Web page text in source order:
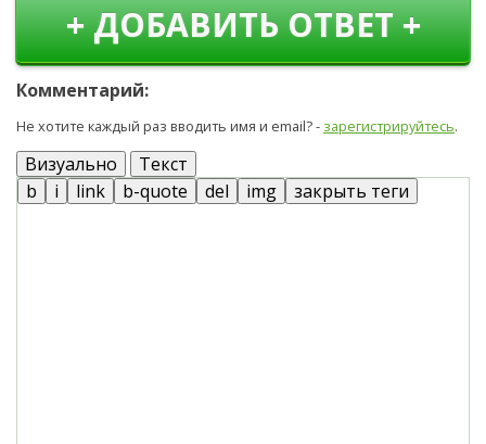
+ ДОБАВИТЬ ОТВЕТ +
Комментарий:
Не хотите каждый раз вводить имя и email? - зарегистрируйтесь.
Визуально Текст